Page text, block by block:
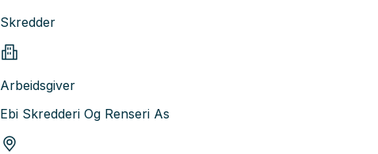
Skredder
Arbeidsgiver
Ebi Skredderi Og Renseri As